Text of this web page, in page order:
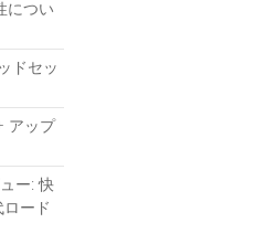
につい
ドセッ
アップ
ー: 快
ード